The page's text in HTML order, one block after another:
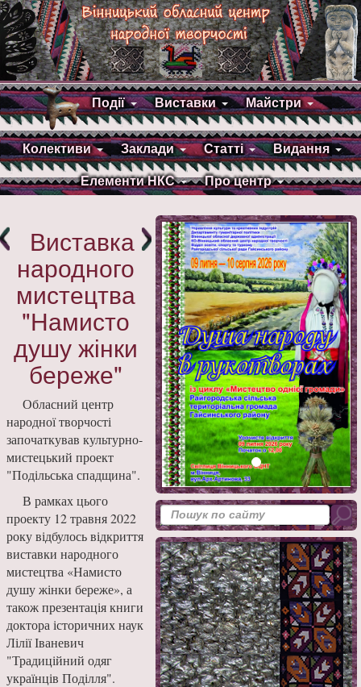
Події Виставки Майстри
Колективи Заклади Статті Видання
Елементи НКС Про центр
Виставка
народного
мистецтва
"Намисто
душу жінки
береже"
Обласний центр
народної творчості
започаткував культурно-
мистецький проект
"Подільська спадщина".
В рамках цього
проекту 12 травня 2022
року відбулось відкриття
виставки народного
мистецтва «Намисто
душу жінки береже», а
також презентація книги
доктора історичних наук
Лілії Іваневич
"Традиційний одяг
українців Поділля".